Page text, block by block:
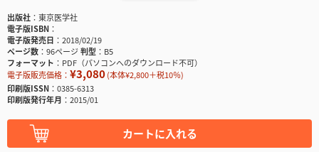
出版社
東京医学社
電子版ISBN
電子版発売日
2018/02/19
ページ数
96ページ判型
B5
フォーマット
PDF（パソコンへのダウンロード不可）
電子版販売価格： ¥3,080(本体¥2,800＋税10％)
印刷版ISSN
0385-6313
印刷版発行年月
2015/01
カートに入れる